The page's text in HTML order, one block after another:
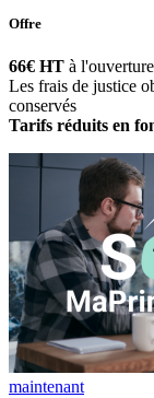
Offre
66€ HT à
Les frais de justice
conservés
Tarifs réduits en
maintenant